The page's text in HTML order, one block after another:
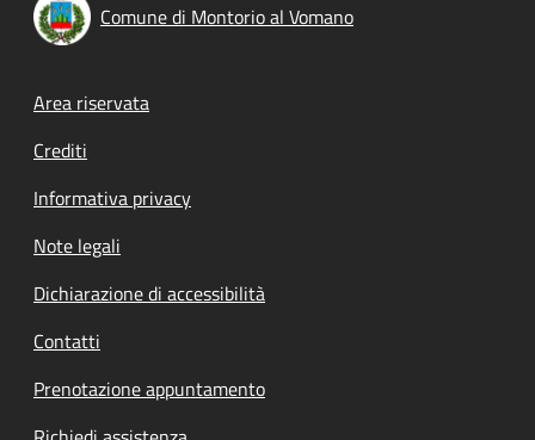
Comune di Montorio al Vomano
Footer menu
Area riservata
Crediti
Informativa privacy
Note legali
Dichiarazione di accessibilità
Contatti
Prenotazione appuntamento